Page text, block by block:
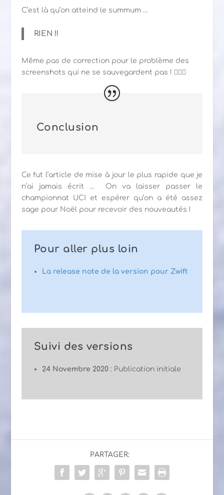
C’est là qu’on atteind le summum …
RIEN !!
Même pas de correction pour le problème des
screenshots qui ne se sauvegardent pas ! 🤦🏻‍♂️
Conclusion
Ce fut l’article de mise à jour le plus rapide que je
n’ai jamais écrit … On va laisser passer le
championnat UCI et espérer qu’on a été assez
sage pour Noël pour recevoir des nouveautés !
Pour aller plus loin
La release note de la version pour Zwift
Suivi des versions
24 Novembre 2020: Publication initiale
PARTAGER: